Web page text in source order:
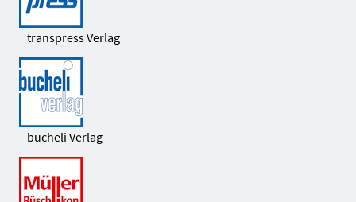
transpress Verlag
bucheli Verlag